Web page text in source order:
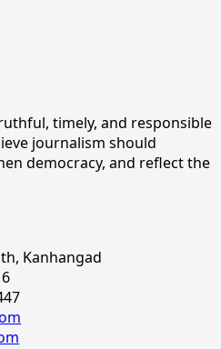
timely, and responsible
journalism should
democracy, and reflect the
Kanhangad